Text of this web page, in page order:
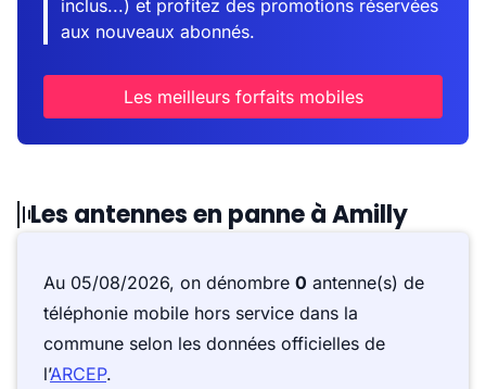
inclus...) et profitez des promotions réservées
aux nouveaux abonnés.
Les meilleurs forfaits mobiles
Les antennes en panne à Amilly
Au 05/08/2026, on dénombre 0 antenne(s) de
téléphonie mobile hors service dans la
commune selon les données officielles de
l’ARCEP.